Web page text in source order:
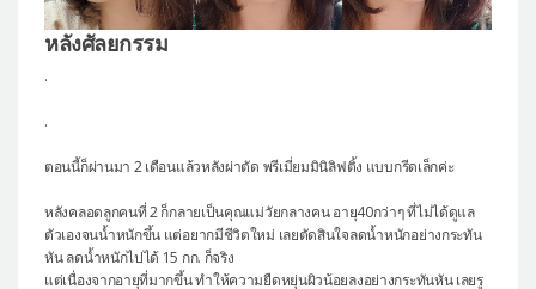
หลังศัลยกรรม
.
.
ตอนนี้ก็ผ่านมา 2 เดือนแล้วหลังผ่าตัด พรีเมี่ยมมินิลิฟติ้ง แบบกรีดเล็กค่ะ
หลังคลอดลูกคนที่ 2 ก็กลายเป็นคุณแม่วัยกลางคน อายุ40กว่าๆ ที่ไม่ได้ดูแล
ตัวเองจนน้ำหนักขึ้น แต่อยากมีชีวิตใหม่ เลยตัดสินใจลดน้ำหนักอย่างกระทัน
หัน ลดน้ำหนักไปได้ 15 กก. ก็จริง
แต่เนื่องจากอายุที่มากขึ้น ทำให้ความยืดหยุ่นผิวน้อยลงอย่างกระทันหัน เลยรู